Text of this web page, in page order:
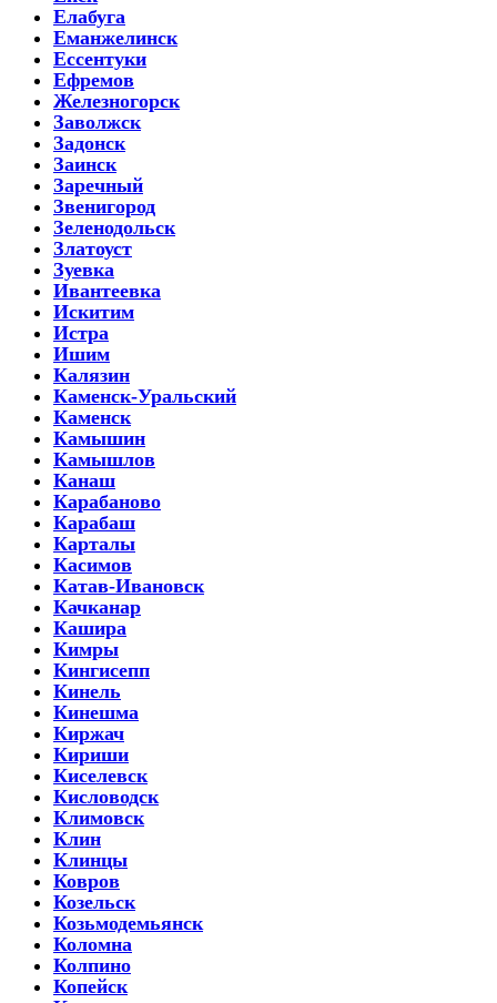
Елабуга
Еманжелинск
Ессентуки
Ефремов
Железногорск
Заволжск
Задонск
Заинск
Заречный
Звенигород
Зеленодольск
Златоуст
Зуевка
Ивантеевка
Искитим
Истра
Ишим
Калязин
Каменск-Уральский
Каменск
Камышин
Камышлов
Канаш
Карабаново
Карабаш
Карталы
Касимов
Катав-Ивановск
Качканар
Кашира
Кимры
Кингисепп
Кинель
Кинешма
Киржач
Кириши
Киселевск
Кисловодск
Климовск
Клин
Клинцы
Ковров
Козельск
Козьмодемьянск
Коломна
Колпино
Копейск